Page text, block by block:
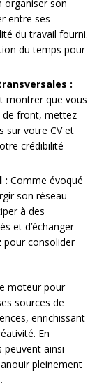
organiser son
entre ses
du travail fourni.
du temps pour
:
montrer que vous
de front, mettez
sur votre CV et
crédibilité
: Comme évoqué
son réseau
à des
et d’échanger
pour consolider
moteur pour
sources de
enrichissant
En
ainsi
pleinement